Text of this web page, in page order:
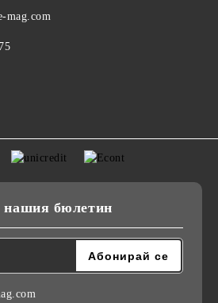
mag.com
нашия бюлетин